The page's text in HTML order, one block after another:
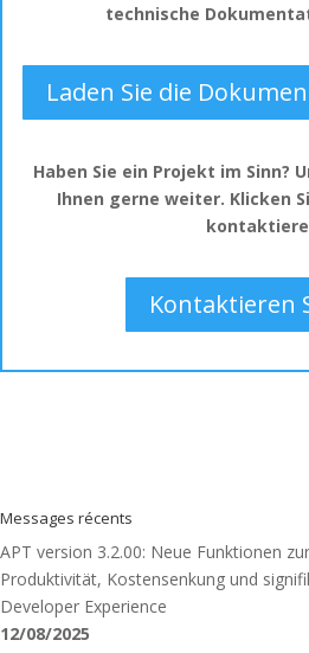
technische
Laden Sie die
Haben Sie ein Projekt im Sinn?
Ihnen gerne weiter. Klicken
Kontaktieren
Messages récents
APT version 3.2.00: Neue Funktionen
Produktivität, Kostensenkung und
Developer Experience
12/08/2025